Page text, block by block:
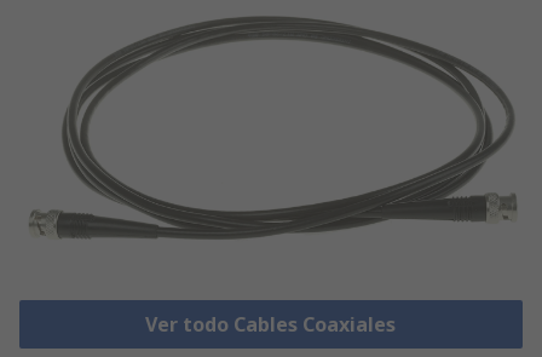
Ver todo Cables Coaxiales